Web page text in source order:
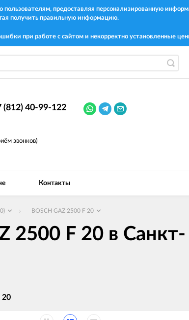
предоставляя персонализированную
получить правильную информацию.
при работе с сайтом и некорректно установленные
(812) 40-99-122
звонков)
Контакты
BOSCH GAZ 2500 F 20
2500 F 20 в Санкт-
20